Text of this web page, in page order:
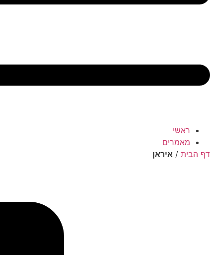
ראשי
מאמרים
דף הבית / איראן